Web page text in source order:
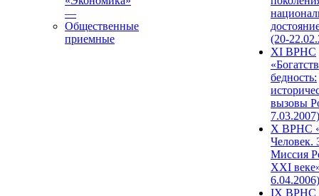
—
Общественные
приемные
(20-
XI ВРНС
бедность:
вызовы
7.03.2007)
X ВРНС
Человек.
Миссия
XXI
6.04.2006)
IX ВРНС